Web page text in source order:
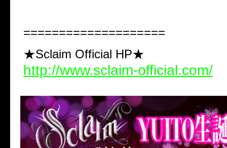
====================
★Sclaim Official HP★
http://www.sclaim-official.com/